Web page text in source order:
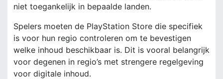
niet toegankelijk in bepaalde landen.
Spelers moeten de PlayStation Store die specifiek
is voor hun regio controleren om te bevestigen
welke inhoud beschikbaar is. Dit is vooral belangrijk
voor degenen in regio’s met strengere regelgeving
voor digitale inhoud.